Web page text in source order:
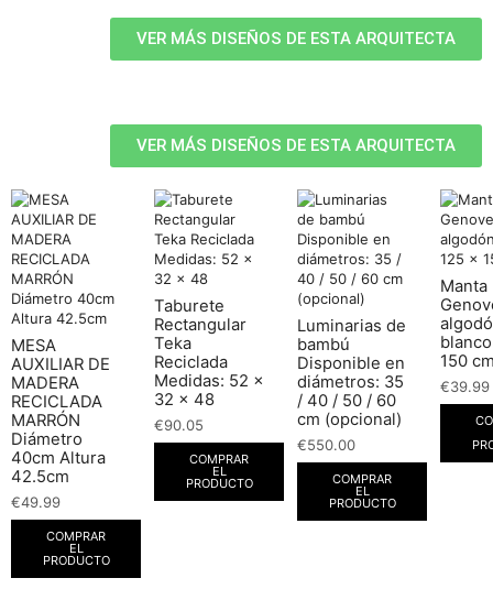
VER MÁS DISEÑOS DE ESTA ARQUITECTA
VER MÁS DISEÑOS DE ESTA ARQUITECTA
MESA
AUXILIAR DE
MADERA
RECICLADA
MARRÓN
Diámetro
40cm Altura
42.5cm
€49.99
COMPRAR
EL
PRODUCTO
Taburete
Rectangular
Teka
Reciclada
Medidas: 52 x
32 x 48
€90.05
COMPRAR
EL
PRODUCTO
Luminarias de
bambú
Disponible en
diámetros: 35
/ 40 / 50 / 60
cm (opcional)
€550.00
COMPRAR
EL
PRODUCTO
Manta
150
€39.99